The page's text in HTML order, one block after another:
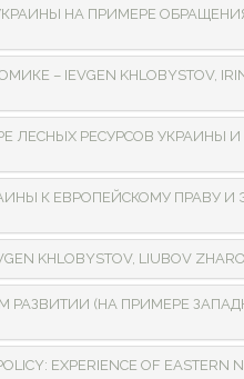
НА ПРИМЕРЕ ОБРАЩЕНИЯ С
KHLOBYSTOV, IRINA
РЕСУРСОВ УКРАИНЫ И
К ЕВРОПЕЙСКОМУ ПРАВУ И
LIUBOV
(НА ПРИМЕРЕ
EXPERIENCE OF EASTERN